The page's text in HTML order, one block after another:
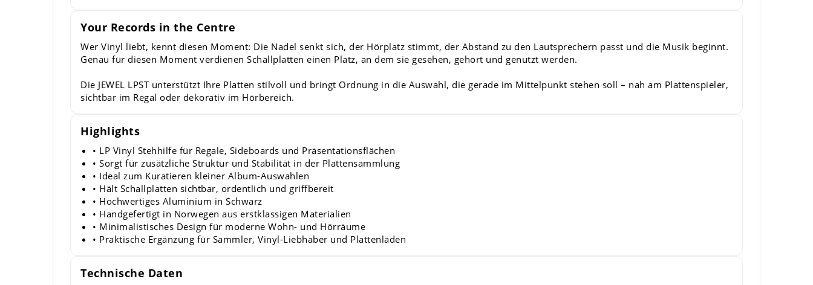
Your Records in the Centre
Wer Vinyl liebt, kennt diesen Moment: Die Nadel senkt sich, der Hörplatz stimmt, der Abstand zu den Lautsprechern passt und die Musik beginnt.
Genau für diesen Moment verdienen Schallplatten einen Platz, an dem sie gesehen, gehört und genutzt werden.
Die JEWEL LPST unterstützt Ihre Platten stilvoll und bringt Ordnung in die Auswahl, die gerade im Mittelpunkt stehen soll – nah am Plattenspieler,
sichtbar im Regal oder dekorativ im Hörbereich.
Highlights
• LP Vinyl Stehhilfe für Regale, Sideboards und Präsentationsflächen
• Sorgt für zusätzliche Struktur und Stabilität in der Plattensammlung
• Ideal zum Kuratieren kleiner Album-Auswahlen
• Hält Schallplatten sichtbar, ordentlich und griffbereit
• Hochwertiges Aluminium in Schwarz
• Handgefertigt in Norwegen aus erstklassigen Materialien
• Minimalistisches Design für moderne Wohn- und Hörräume
• Praktische Ergänzung für Sammler, Vinyl-Liebhaber und Plattenläden
Technische Daten